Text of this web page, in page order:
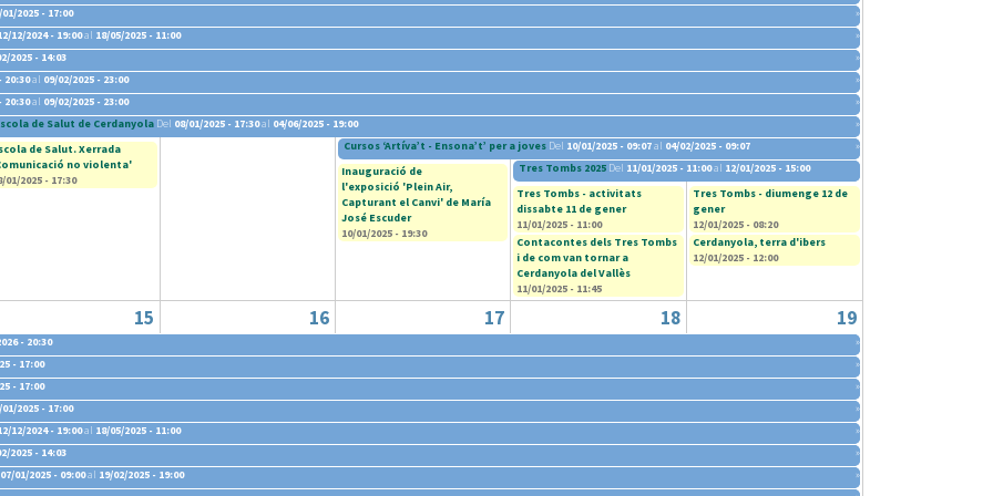
01/2025 - 17:00
»
12/2024 - 19:00al 18/05/2025 - 11:00
»
2025 - 14:03
»
20:30al 09/02/2025 - 23:00
»
20:30al 09/02/2025 - 23:00
»
de Salut de Cerdanyola Del 08/01/2025 - 17:30al 04/06/2025 - 19:00
»
de Salut. Xerrada
no violenta'
01/2025 - 17:30
Cursos ‘Artíva’t - Ensona’t’ per a joves Del 10/01/2025 - 09:07al 04/02/2025 - 09:07
»
Inauguració de
l'exposició 'Plein Air,
Capturant el Canvi' de María
José Escuder
10/01/2025 - 19:30
Tres Tombs 2025 Del 11/01/2025 - 11:00al 12/01/2025 - 15:00
Tres Tombs - activitats
dissabte 11 de gener
11/01/2025 - 11:00
Contacontes dels Tres Tombs
i de com van tornar a
Cerdanyola del Vallès
11/01/2025 - 11:45
Tres Tombs - diumenge 12 de
gener
12/01/2025 - 08:20
Cerdanyola, terra d'ibers
12/01/2025 - 12:00
15 16 17 18 19
- 20:30
»
- 17:00
»
- 17:00
»
01/2025 - 17:00
»
12/2024 - 19:00al 18/05/2025 - 11:00
»
2025 - 14:03
»
07/01/2025 - 09:00al 19/02/2025 - 19:00
»